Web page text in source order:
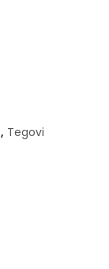
, Tegovi